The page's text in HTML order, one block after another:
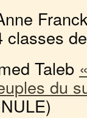
classes
Taleb
du